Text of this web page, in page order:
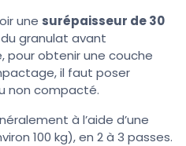
une surépaisseur de 30
granulat avant
pour obtenir une couche
il faut poser
non compacté.
à l’aide d’une
100 kg), en 2 à 3 passes.